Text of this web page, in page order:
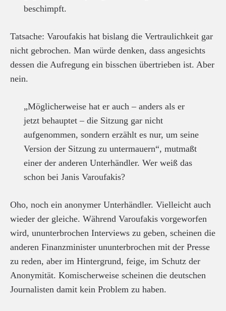
beschimpft.
Tatsache: Varoufakis hat bislang die Vertraulichkeit gar
nicht gebrochen. Man würde denken, dass angesichts
dessen die Aufregung ein bisschen übertrieben ist. Aber
nein.
„Möglicherweise hat er auch – anders als er
jetzt behauptet – die Sitzung gar nicht
aufgenommen, sondern erzählt es nur, um seine
Version der Sitzung zu untermauern“, mutmaßt
einer der anderen Unterhändler. Wer weiß das
schon bei Janis Varoufakis?
Oho, noch ein anonymer Unterhändler. Vielleicht auch
wieder der gleiche. Während Varoufakis vorgeworfen
wird, ununterbrochen Interviews zu geben, scheinen die
anderen Finanzminister ununterbrochen mit der Presse
zu reden, aber im Hintergrund, feige, im Schutz der
Anonymität. Komischerweise scheinen die deutschen
Journalisten damit kein Problem zu haben.